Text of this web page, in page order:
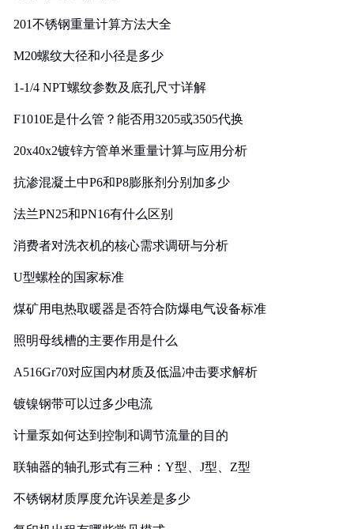
201不锈钢重量计算方法大全
M20螺纹大径和小径是多少
1-1/4 NPT螺纹参数及底孔尺寸详解
F1010E是什么管？能否用3205或3505代换
20x40x2镀锌方管单米重量计算与应用分析
抗渗混凝土中P6和P8膨胀剂分别加多少
法兰PN25和PN16有什么区别
消费者对洗衣机的核心需求调研与分析
U型螺栓的国家标准
煤矿用电热取暖器是否符合防爆电气设备标准
照明母线槽的主要作用是什么
A516Gr70对应国内材质及低温冲击要求解析
镀镍钢带可以过多少电流
计量泵如何达到控制和调节流量的目的
联轴器的轴孔形式有三种：Y型、J型、Z型
不锈钢材质厚度允许误差是多少